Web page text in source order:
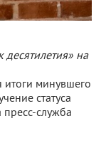
десятилетия» на
минувшего
статуса
пресс-служба